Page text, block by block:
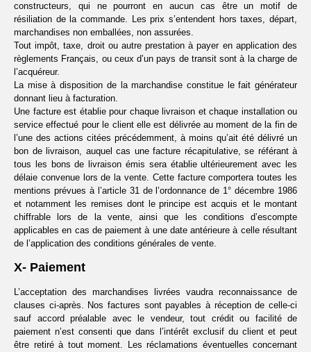
constructeurs, qui ne pourront en aucun cas être un motif de
résiliation de la commande. Les prix s’entendent hors taxes, départ,
marchandises non emballées, non assurées.
Tout impôt, taxe, droit ou autre prestation à payer en application des
règlements Français, ou ceux d’un pays de transit sont à la charge de
l’acquéreur.
La mise à disposition de la marchandise constitue le fait générateur
donnant lieu à facturation.
Une facture est établie pour chaque livraison et chaque installation ou
service effectué pour le client elle est délivrée au moment de la fin de
l’une des actions citées précédemment, à moins qu’ait été délivré un
bon de livraison, auquel cas une facture récapitulative, se référant à
tous les bons de livraison émis sera établie ultérieurement avec les
délaie convenue lors de la vente. Cette facture comportera toutes les
mentions prévues à l’article 31 de l’ordonnance de 1° décembre 1986
et notamment les remises dont le principe est acquis et le montant
chiffrable lors de la vente, ainsi que les conditions d’escompte
applicables en cas de paiement à une date antérieure à celle résultant
de l’application des conditions générales de vente.
X- Paiement
L’acceptation des marchandises livrées vaudra reconnaissance de
clauses ci-après. Nos factures sont payables à réception de celle-ci
sauf accord préalable avec le vendeur, tout crédit ou facilité de
paiement n’est consenti que dans l’intérêt exclusif du client et peut
être retiré à tout moment. Les réclamations éventuelles concernant